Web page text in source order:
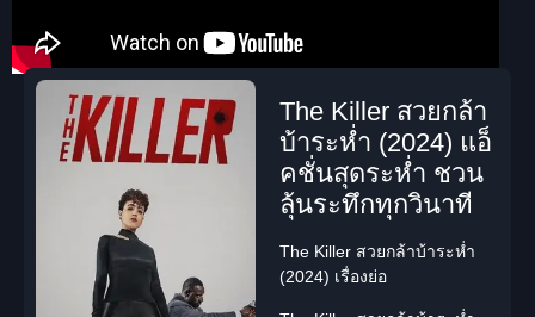
The Killer สวยกล้า
บ้าระห่ำ (2024) แอ็
คชั่นสุดระห่ำ ชวน
ลุ้นระทึกทุกวินาที
The Killer สวยกล้าบ้าระห่ำ
(2024) เรื่องย่อ